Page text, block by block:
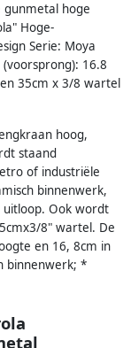
gunmetal hoge
Hoge-
Serie: Moya
16.8
35cm x 3/8 wartel
hoog,
staand
of industriële
binnenwerk,
Ook wordt
8" wartel. De
en 16, 8cm in
binnenwerk; *